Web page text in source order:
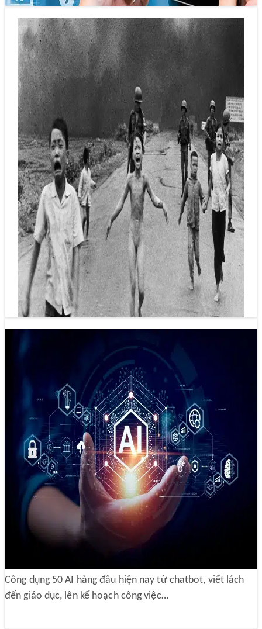
Tạm ngừng ghi nhận tác giả bức ảnh nổi
tiếng ‘Em bé Napalm’
16/05/2025 20:59
World Press Photo tạm ngừng ghi nhận tác giả bức ảnh nổi
tiếng ‘Em bé Napalm’ là của Nick Út
50 AI hàng đầu và cách ứng dụng AI vào
công việc
Công dụng 50 AI hàng đầu hiện nay từ chatbot, viết lách
đến giáo dục, lên kế hoạch công việc…